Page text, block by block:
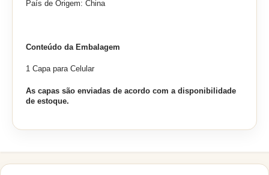
País de Origem: China
Conteúdo da Embalagem
1 Capa para Celular
As capas são enviadas de acordo com a disponibilidade
de estoque.